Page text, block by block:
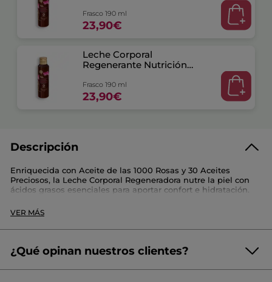
Frasco 190 ml
23,90€
Leche Corporal
Regenerante Nutrición
Frasco 190 ml
23,90€
Descripción
Enriquecida con Aceite de las 1000 Rosas y 30 Aceites
Preciosos, la Leche Corporal Regeneradora nutre la piel con
ácidos grasos esenciales para aportar confort e hidratación.
- Fragancia :
- Textura :
- Beneficios :nutre intensamente la piel. Inmediatamente, la
las arrugas parecen alisarse.
Referencia: SG259
VER MÁS
¿Qué opinan nuestros clientes?